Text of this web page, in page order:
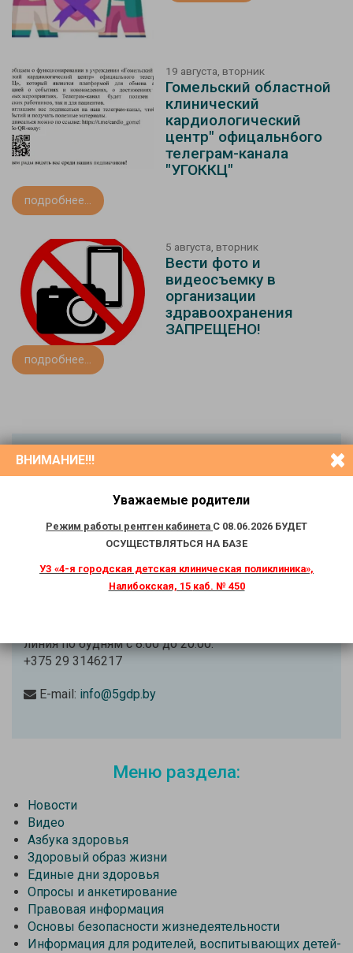
19 августа, вторник
Гомельский областной
клинический
кардиологический
центр" офицальн6ого
телеграм-канала
"УГОККЦ"
подробнее...
5 августа, вторник
Вести фото и
видеосъемку в
организации
здравоохранения
ЗАПРЕЩЕНО!
подробнее...
Справкапо будням:
+37517 2423309
+37517 3204059 (многоканальный)
Вызов врача на домпо выходным дням:
+37517 2721306 (Суббота) Воскресенье выходной
Вызов врача на дом:
+37517 2721306 ПН-ПТ
линия по будням с 8.00 до 20.00:
+375 29 3146217
E-mail: info@5gdp.by
Меню раздела:
Новости
Видео
Азбука здоровья
Здоровый образ жизни
Единые дни здоровья
Опросы и анкетирование
Правовая информация
Основы безопасности жизнедеятельности
Информация для родителей, воспитывающих детей-
ВНИМАНИЕ!!!
Уважаемые родители
Режим работы рентген кабинета С 08.06.2026 БУДЕТ
ОСУЩЕСТВЛЯТЬСЯ НА БАЗЕ
УЗ «4-я городская детская клиническая поликлиника»,
Налибокская, 15 каб. № 450